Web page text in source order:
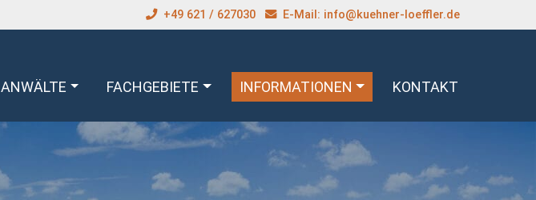
+49 621 / 627030 E-Mail : info@kuehner-loeffler.de
ANWÄLTE FACHGEBIETE INFORMATIONEN KONTAKT